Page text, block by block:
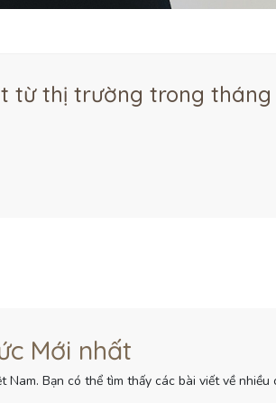
thị trường trong tháng
Mới nhất
Bạn có thể tìm thấy các bài viết về nhiều